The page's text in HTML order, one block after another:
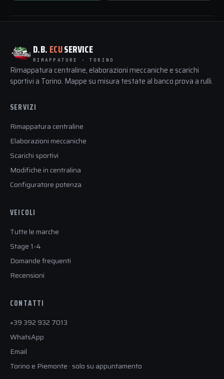
D.B. ECUSERVICE
RIMAPPATURE · TORINO
Rimappatura centraline, elaborazioni meccaniche e scarichi
sportivi a Torino. Mappe su misura testate al banco prova a rulli.
SERVIZI
Rimappatura centraline
Elaborazioni meccaniche
Scarichi sportivi
Modifiche in centralina
Configuratore potenza
VEICOLI
Tutte le marche
Stage 1-4
Domande frequenti
Recensioni
CONTATTI
+39 392 932 7013
WhatsApp
Email
Torino e Piemonte · solo su appuntamento